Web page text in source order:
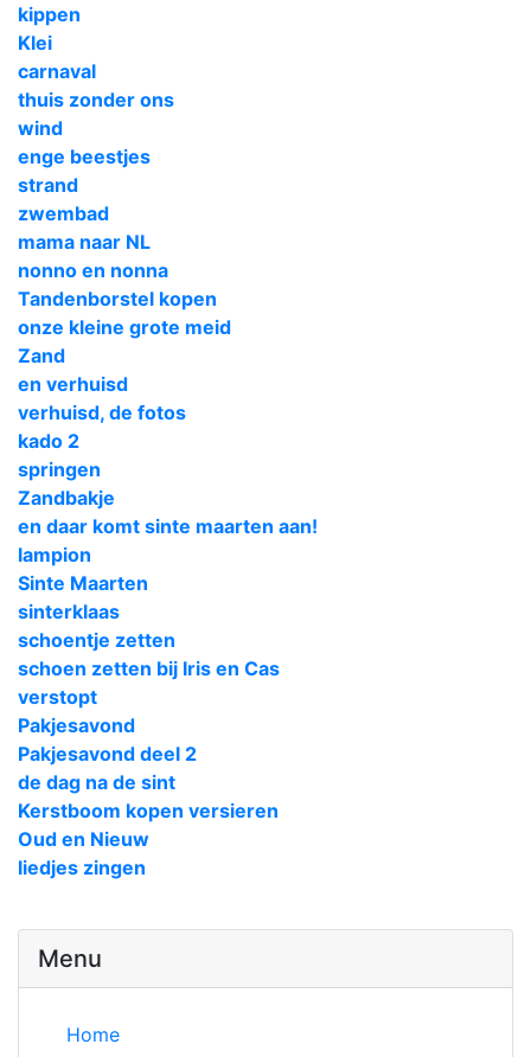
kippen
Klei
carnaval
thuis zonder ons
wind
enge beestjes
strand
zwembad
mama naar NL
nonno en nonna
Tandenborstel kopen
onze kleine grote meid
Zand
en verhuisd
verhuisd, de fotos
kado 2
springen
Zandbakje
en daar komt sinte maarten aan!
lampion
Sinte Maarten
sinterklaas
schoentje zetten
schoen zetten bij Iris en Cas
verstopt
Pakjesavond
Pakjesavond deel 2
de dag na de sint
Kerstboom kopen versieren
Oud en Nieuw
liedjes zingen
Menu
Home